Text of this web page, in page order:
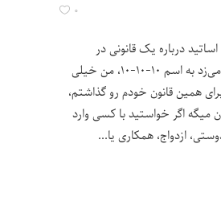
۰
درباره یک قانونی در
روانشناسی حرف می‌زد به اسم ۱۰-۱۰-۱۰، من خیلی
همین قانون خودم رو گذاشتم،
قانون میگه اگر خواستید با کسی وارد
ازدواج، همکاری یا